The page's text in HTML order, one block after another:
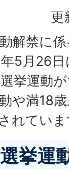
更
解禁に
5月26
挙運動
や満18
れてい
挙運